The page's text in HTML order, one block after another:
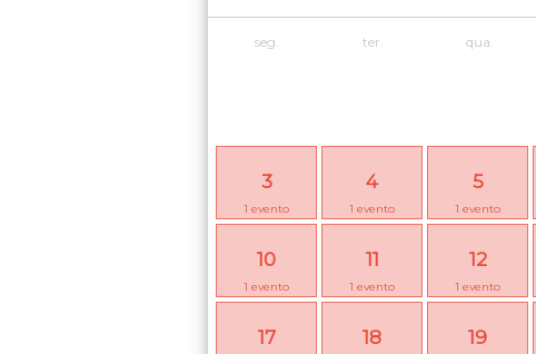
seg. ter. qua.
3
1 evento
4
1 evento
5
1 evento
10
1 evento
11
1 evento
12
1 evento
17 18 19